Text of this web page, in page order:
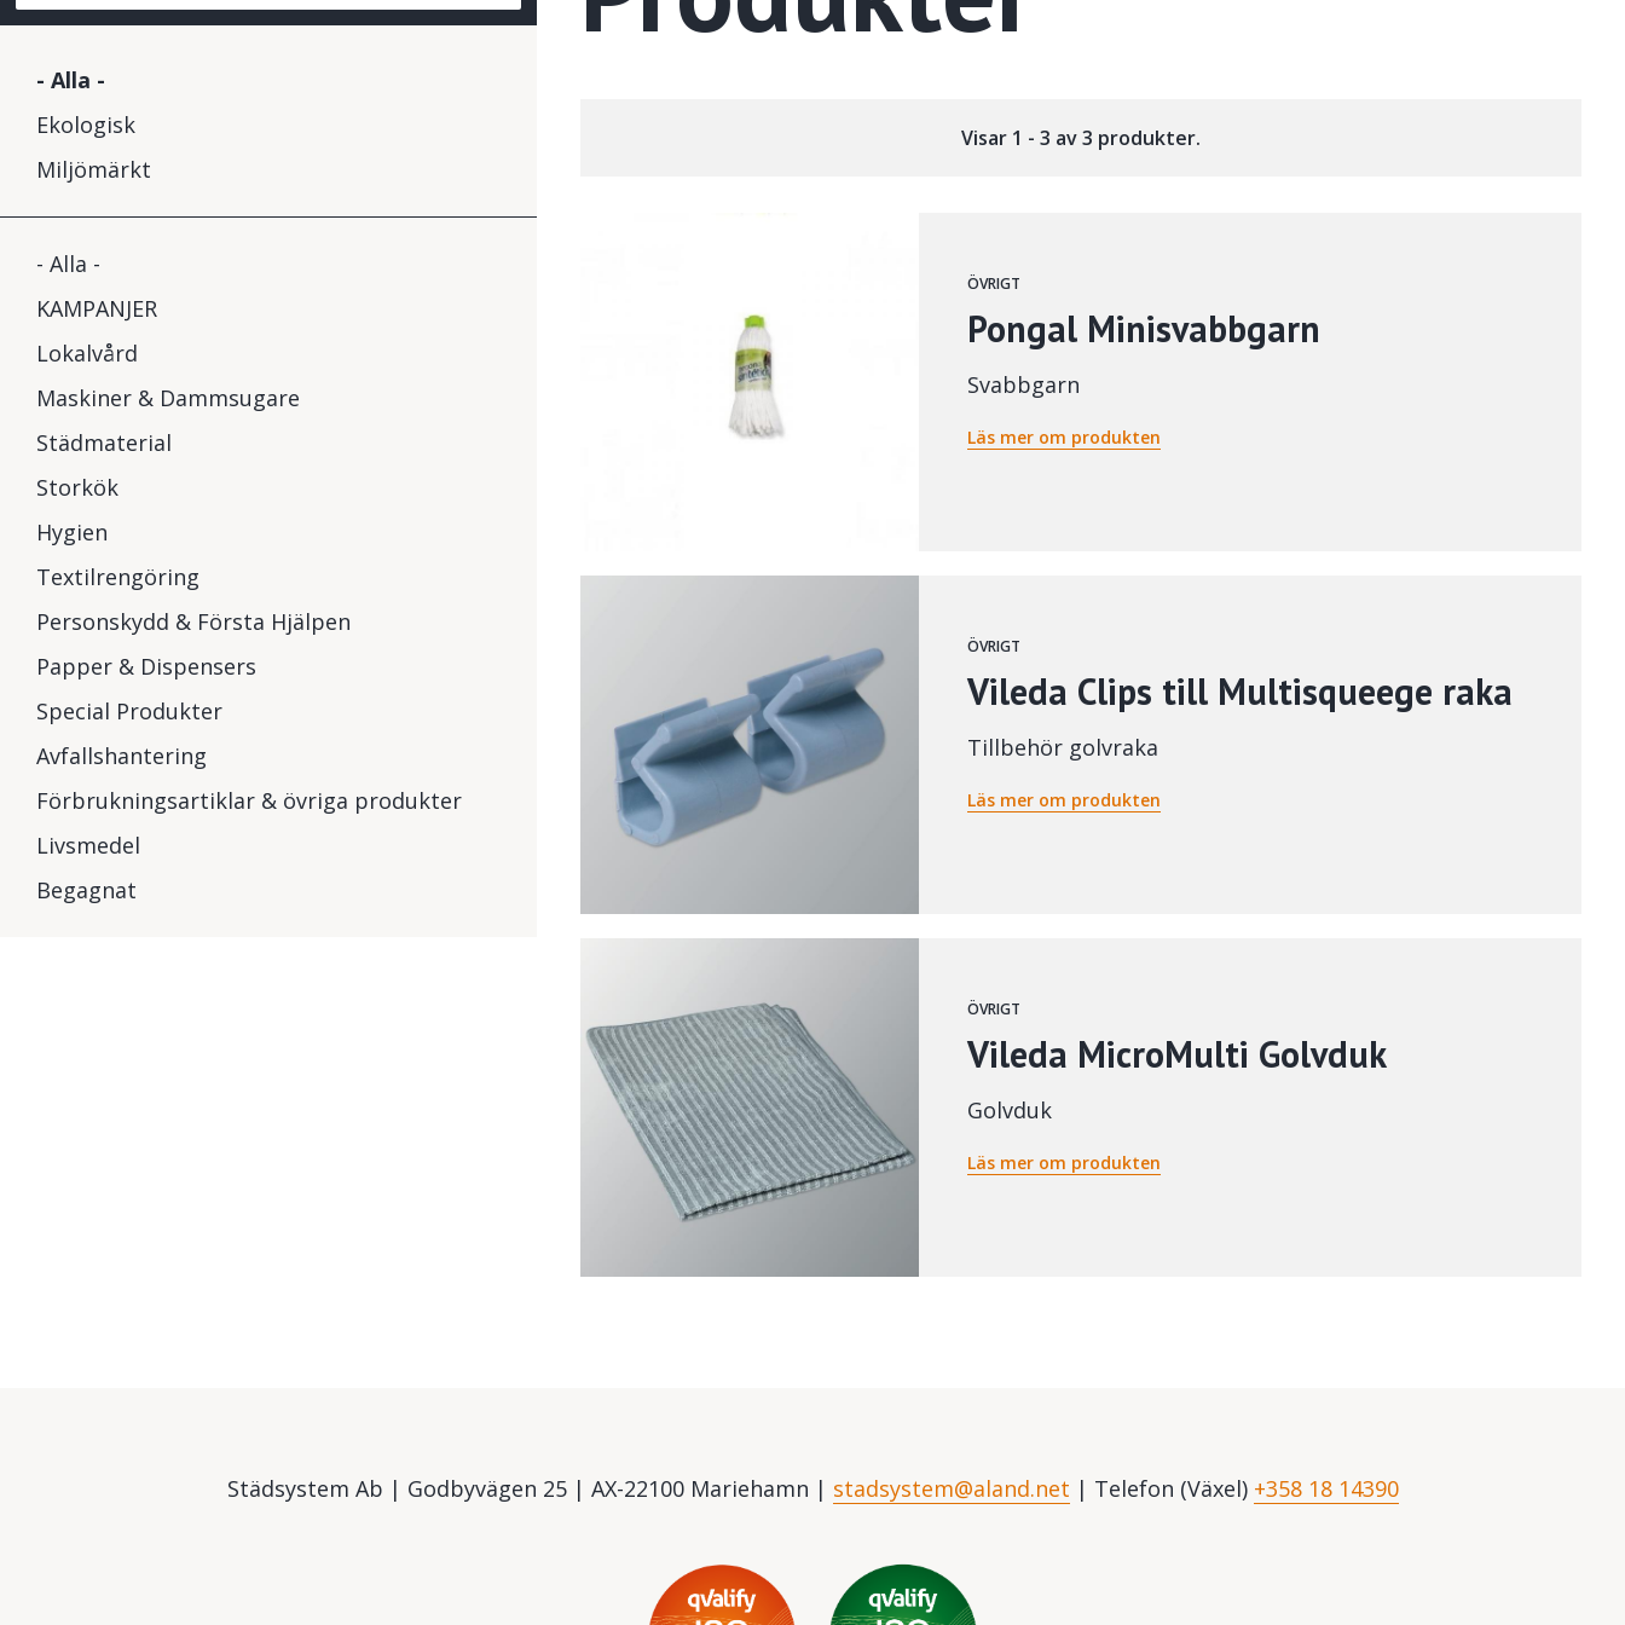
- Alla -
Ekologisk
Miljömärkt
- Alla -
KAMPANJER
Lokalvård
Maskiner & Dammsugare
Städmaterial
Storkök
Hygien
Textilrengöring
Personskydd & Första Hjälpen
Papper & Dispensers
Special Produkter
Avfallshantering
Förbrukningsartiklar & övriga produkter
Livsmedel
Begagnat
Visar 1 - 3 av 3 produkter.
ÖVRIGT
Pongal Minisvabbgarn
Svabbgarn
Läs mer om produkten
ÖVRIGT
Vileda Clips till Multisqueege raka
Tillbehör golvraka
Läs mer om produkten
ÖVRIGT
Vileda MicroMulti Golvduk
Golvduk
Läs mer om produkten
Städsystem Ab | Godbyvägen 25 | AX-22100 Mariehamn | stadsystem@aland.net | Telefon (Växel) +358 18 14390